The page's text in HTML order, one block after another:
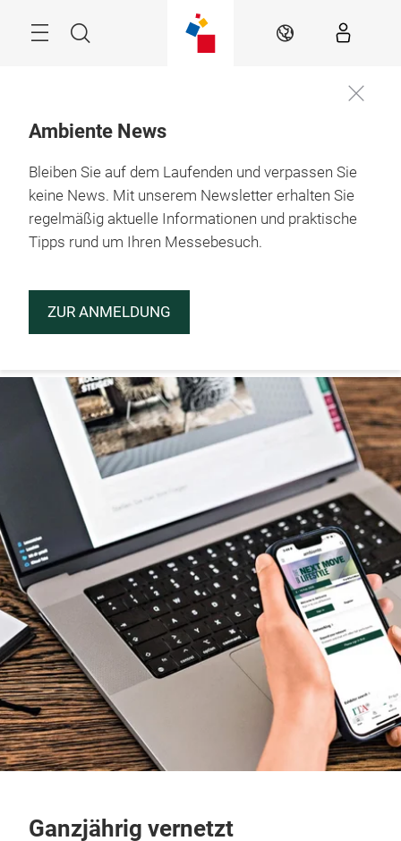
Suche DE
Ambiente News
Bleiben Sie auf dem Laufenden und verpassen Sie
keine News. Mit unserem Newsletter erhalten Sie
regelmäßig aktuelle Informationen und praktische
Tipps rund um Ihren Messebesuch.
ZUR ANMELDUNG
29.1. – 2.2.2027
Frankfurt am Main
Ganzjährig vernetzt